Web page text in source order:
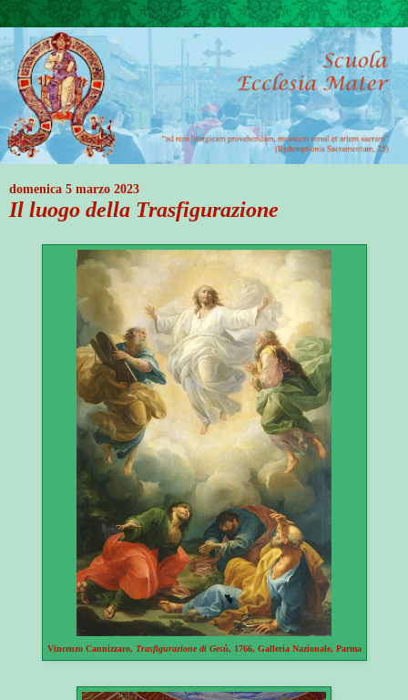
domenica 5 marzo 2023
Il luogo della Trasfigurazione
Vincenzo Cannizzaro, Trasfigurazione di Gesù, 1766, Galleria Nazionale, Parma